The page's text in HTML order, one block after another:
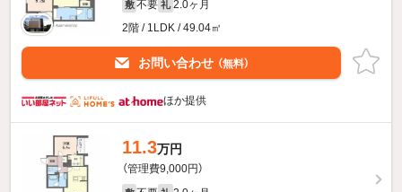
敷 不要 礼 2.0ヶ月
2階 / 1LDK / 49.04㎡
お問い合わせ （無料）
ほか提供
11.3万円
（管理費9,000円）